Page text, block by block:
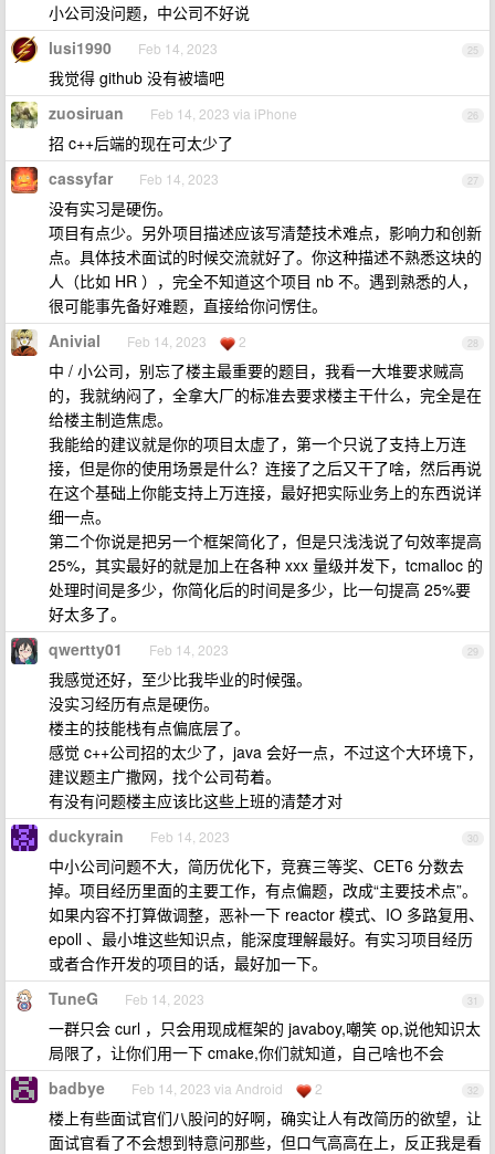
小公司没问题，中公司不好说
25
lusi1990 Feb 14, 2023
我觉得 github 没有被墙吧
26
zuosiruan Feb 14, 2023 via iPhone
招 c++后端的现在可太少了
27
cassyfar Feb 14, 2023
没有实习是硬伤。
项目有点少。另外项目描述应该写清楚技术难点，影响力和创新
点。具体技术面试的时候交流就好了。你这种描述不熟悉这块的
人（比如 HR ），完全不知道这个项目 nb 不。遇到熟悉的人，
很可能事先备好难题，直接给你问愣住。
28
Anivial Feb 14, 2023 2
中 / 小公司，别忘了楼主最重要的题目，我看一大堆要求贼高
的，我就纳闷了，全拿大厂的标准去要求楼主干什么，完全是在
给楼主制造焦虑。
我能给的建议就是你的项目太虚了，第一个只说了支持上万连
接，但是你的使用场景是什么？连接了之后又干了啥，然后再说
在这个基础上你能支持上万连接，最好把实际业务上的东西说详
细一点。
第二个你说是把另一个框架简化了，但是只浅浅说了句效率提高
25%，其实最好的就是加上在各种 xxx 量级并发下，tcmalloc 的
处理时间是多少，你简化后的时间是多少，比一句提高 25%要
好太多了。
29
qwertty01 Feb 14, 2023
我感觉还好，至少比我毕业的时候强。
没实习经历有点是硬伤。
楼主的技能栈有点偏底层了。
感觉 c++公司招的太少了，java 会好一点，不过这个大环境下，
建议题主广撒网，找个公司苟着。
有没有问题楼主应该比这些上班的清楚才对
30
duckyrain Feb 14, 2023
中小公司问题不大，简历优化下，竞赛三等奖、CET6 分数去
掉。项目经历里面的主要工作，有点偏题，改成“主要技术点”。
如果内容不打算做调整，恶补一下 reactor 模式、IO 多路复用、
epoll 、最小堆这些知识点，能深度理解最好。有实习项目经历
或者合作开发的项目的话，最好加一下。
31
TuneG Feb 14, 2023
一群只会 curl ，只会用现成框架的 javaboy,嘲笑 op,说他知识太
局限了，让你们用一下 cmake,你们就知道，自己啥也不会
32
badbye Feb 14, 2023 via Android 2
楼上有些面试官们八股问的好啊，确实让人有改简历的欲望，让
面试官看了不会想到特意问那些，但口气高高在上，反正我是看